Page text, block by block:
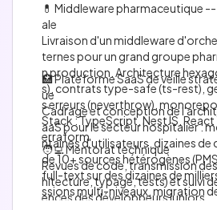
💊 Middleware pharmaceutique
ale
Livraison d'un middleware
ternes pour un grand groupe
n production. Architecture
s), contrats type-safe (ts-rest),
s erreurs (neverthrow),
Stack : TypeScript, NestJS, React
erraform
🏥 Plateforme SaaS de veille
ue
Cadrage et conception de
aaS pour le secteur hospitalier :
ntaines d'utilisateurs, dizaines
de 10+ sources hétérogènes
full-text sur des dizaines de
ssions multi-niveaux, migration
🧑‍💻 Mentorat technique
Revues de code, transmission
hitecture, typage, tests) et suivi
ences des développeurs juniors.